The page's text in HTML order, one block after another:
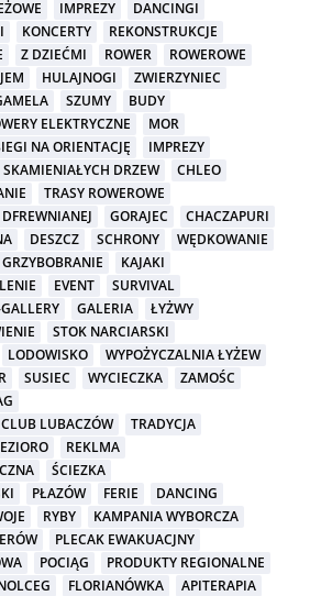
IMPREZY
DANCINGI
KONCERTY
REKONSTRUKCJE
Z DZIEĆMI ROWER
ROWEROWE
HULAJNOGI
ZWIERZYNIEC
SZUMY
BUDY
ELEKTRYCZNE
MOR
NA ORIENTACJĘ
IMPREZY
DRZEW
CHLEO
TRASY ROWEROWE
GORAJEC
CHACZAPURI
DESZCZ SCHRONY
WĘDKOWANIE
GRZYBOBRANIE
KAJAKI
EVENT
SURVIVAL
GALERIA
ŁYŻWY
STOK NARCIARSKI
LODOWISKO
WYPOŻYCZALNIA ŁYŻEW
SUSIEC WYCIECZKA
ZAMOŚC
LUBACZÓW
TRADYCJA
REKLMA
ŚCIEZKA
PŁAZÓW FERIE
DANCING
RYBY
KAMPANIA WYBORCZA
PLECAK EWAKUACJNY
POCIĄG
PRODUKTY REGIONALNE
FLORIANÓWKA
APITERAPIA